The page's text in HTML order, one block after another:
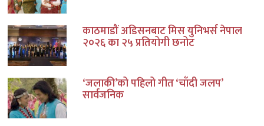
काठमाडौं अडिसनबाट मिस युनिभर्स नेपाल
२०२६ का २५ प्रतियोगी छनोट
‘जलाकी’को पहिलो गीत ‘चाँदी जलप’
सार्वजनिक